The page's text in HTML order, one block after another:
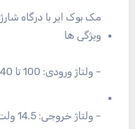
مک بوک ایر با درگاه شارژ Magsafe
ویژگی ها
– ولتاژ ورودی: 100 تا 240 ولت
– ولتاژ خروجی: 14.5 ولت